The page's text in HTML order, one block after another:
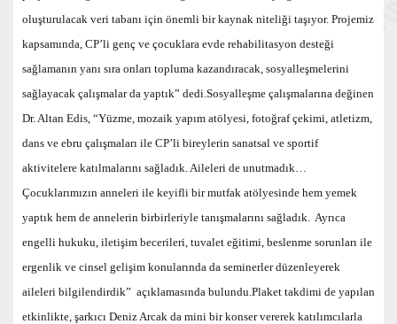
oluşturulacak veri tabanı için önemli bir kaynak niteliği taşıyor. Projemiz
kapsamında, CP’li genç ve çocuklara evde rehabilitasyon desteği
sağlamanın yanı sıra onları topluma kazandıracak, sosyalleşmelerini
sağlayacak çalışmalar da yaptık” dedi.Sosyalleşme çalışmalarına değinen
Dr. Altan Edis, “Yüzme, mozaik yapım atölyesi, fotoğraf çekimi, atletizm,
dans ve ebru çalışmaları ile CP’li bireylerin sanatsal ve sportif
aktivitelere katılmalarını sağladık. Aileleri de unutmadık…
Çocuklarımızın anneleri ile keyifli bir mutfak atölyesinde hem yemek
yaptık hem de annelerin birbirleriyle tanışmalarını sağladık. Ayrıca
engelli hukuku, iletişim becerileri, tuvalet eğitimi, beslenme sorunları ile
ergenlik ve cinsel gelişim konularında da seminerler düzenleyerek
aileleri bilgilendirdik” açıklamasında bulundu.Plaket takdimi de yapılan
etkinlikte, şarkıcı Deniz Arcak da mini bir konser vererek katılımcılarla